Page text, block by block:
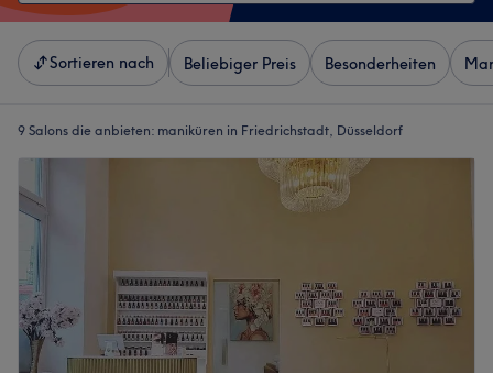
Sortieren nach Beliebiger Preis Besonderheiten
9 Salons die anbieten: maniküren in Friedrichstadt, Düsseldorf